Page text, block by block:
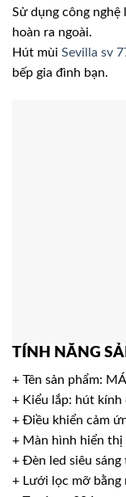
Sử dụng công
hoàn ra ngoài.
Hút mùi Sevilla sv
bếp gia đình bạn.
TÍNH NĂNG
+ Tên sản phẩm:
+ Kiểu lắp: hút kính
+ Điều khiển cảm
+ Màn hình hiển thị
+ Đèn led siêu sáng
+ Lưới lọc mỡ